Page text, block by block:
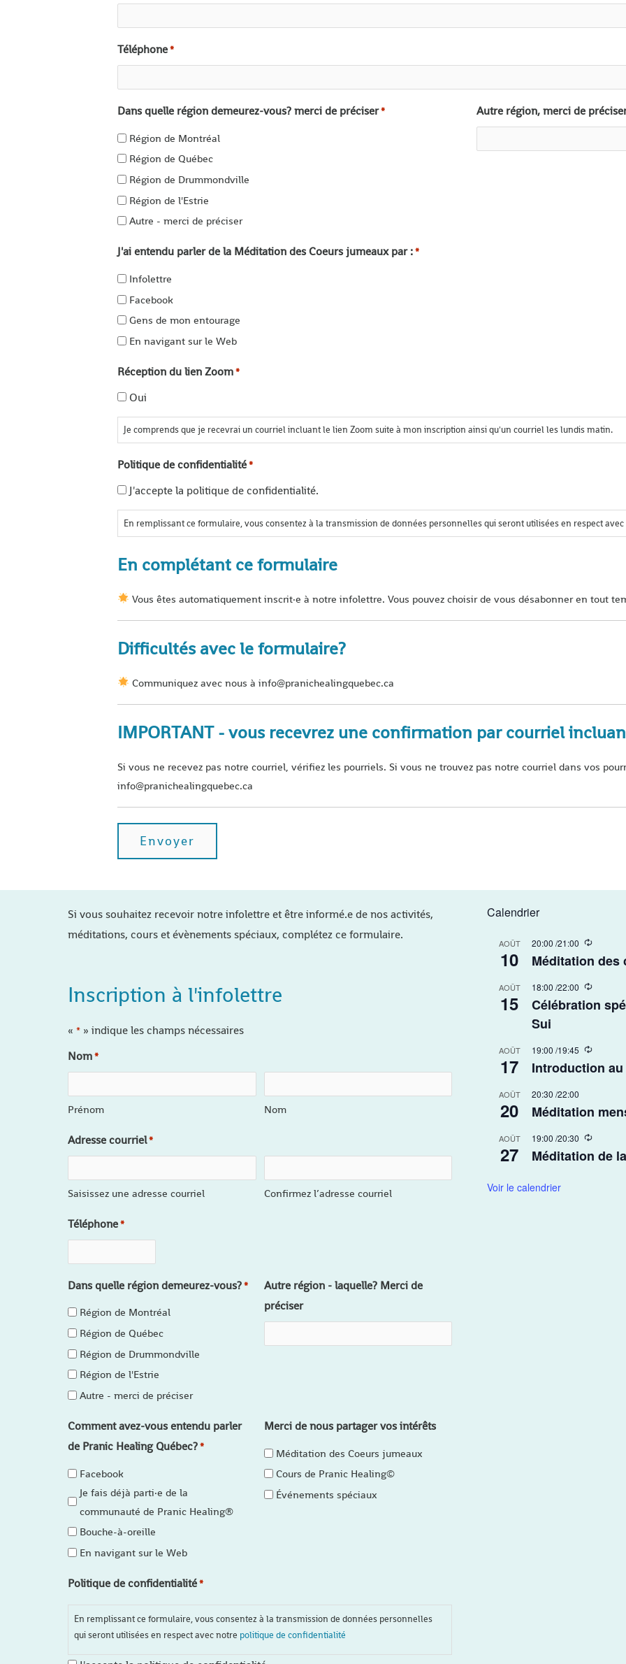
Téléphone*
Dans quelle région demeurez-vous? merci de préciser*
Région de Montréal
Région de Québec
Région de Drummondville
Région de l'Estrie
Autre - merci de préciser
Autre région, merci de
J'ai entendu parler de la Méditation des Coeurs jumeaux par :*
Infolettre
Facebook
Gens de mon entourage
En navigant sur le Web
Réception du lien Zoom*
Oui
Je comprends que je recevrai un courriel incluant le lien Zoom suite à mon inscription ainsi qu'un courriel les lundis matin.
Politique de confidentialité*
J'accepte la politique de confidentialité.
En remplissant ce formulaire, vous consentez à la transmission de données personnelles qui seront utilisées en respect
En complétant ce formulaire
Vous êtes automatiquement inscrit·e à notre infolettre. Vous pouvez choisir de vous désabonner en tout
Difficultés avec le formulaire?
Communiquez avec nous à info@pranichealingquebec.ca
IMPORTANT - vous recevrez une confirmation par courriel
Si vous ne recevez pas notre courriel, vérifiez les pourriels. Si vous ne trouvez pas notre courriel dans vos
info@pranichealingquebec.ca
Si vous souhaitez recevoir notre infolettre et être informé.e de nos activités,
méditations, cours et évènements spéciaux, complétez ce formulaire.
Inscription à l'infolettre
« * » indique les champs nécessaires
Nom*
Prénom Nom
Adresse courriel*
Saisissez une adresse courriel Confirmez l’adresse courriel
Téléphone*
Dans quelle région demeurez-vous?*
Région de Montréal
Région de Québec
Région de Drummondville
Région de l'Estrie
Autre - merci de préciser
Autre région - laquelle? Merci de
préciser
Comment avez-vous entendu parler
de Pranic Healing Québec?*
Facebook
Je fais déjà parti·e de la
communauté de Pranic Healing®
Bouche-à-oreille
En navigant sur le Web
Merci de nous partager vos intérêts
Méditation des Coeurs jumeaux
Cours de Pranic Healing©
Événements spéciaux
Politique de confidentialité*
En remplissant ce formulaire, vous consentez à la transmission de données personnelles
qui seront utilisées en respect avec notre politique de confidentialité
Calendrier
AOÛT
10
20:00 /21:00
R
c
r
i
Méditation des
AOÛT
15
18:00 /22:00
R
c
i
n
g
Célébration
Sui​
AOÛT
17
19:00 /19:45
R
c
i
g
Introduction
AOÛT
20
20:30 /22:00
Méditation
AOÛT
27
19:00 /20:30
R
c
Méditation de
Voir le calendrier